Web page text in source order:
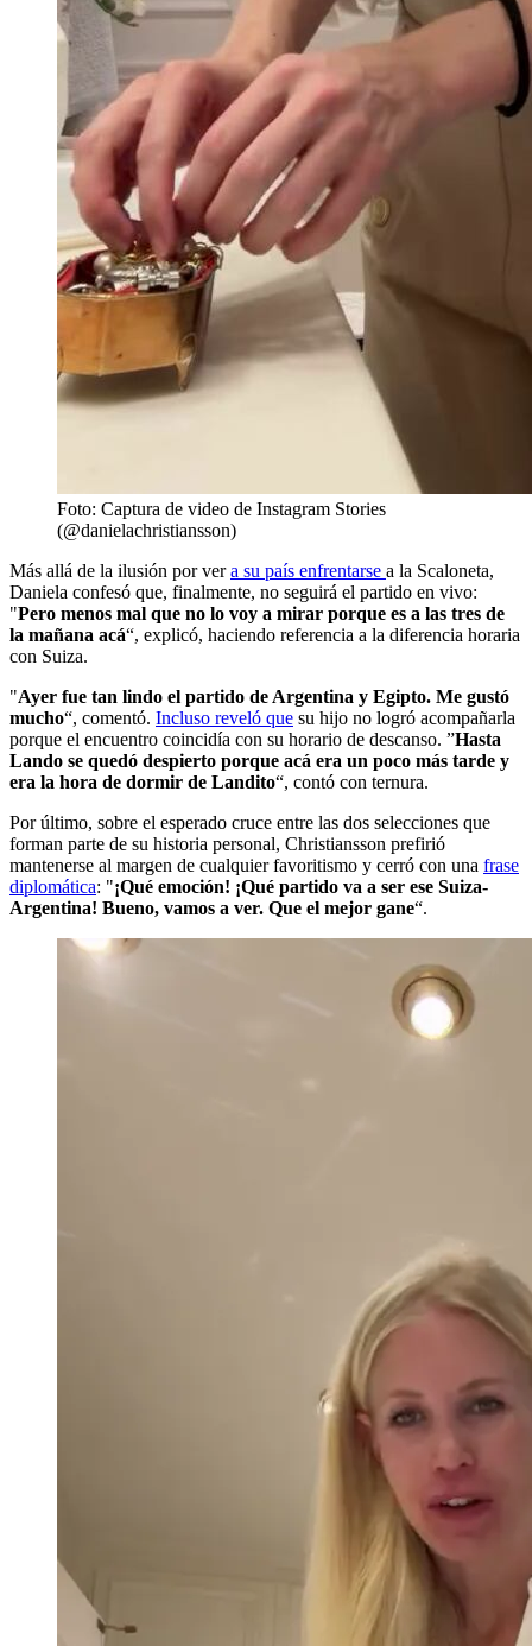
Foto: Captura de video de Instagram Stories
(@danielachristiansson)
Más allá de la ilusión por vera su país enfrentarse a la Scaloneta,
Daniela confesó que, finalmente, no seguirá el partido en vivo:
"Pero menos mal que no lo voy a mirar porque es a las tres de
la mañana acá“, explicó, haciendo referencia a la diferencia horaria
con Suiza.
"Ayer fue tan lindo el partido de Argentina y Egipto. Me gustó
mucho“, comentó. Incluso reveló que su hijo no logró acompañarla
porque el encuentro coincidía con su horario de descanso. ”Hasta
Lando se quedó despierto porque acá era un poco más tarde y
era la hora de dormir de Landito“, contó con ternura.
Por último, sobre el esperado cruce entre las dos selecciones que
forman parte de su historia personal, Christiansson prefirió
mantenerse al margen de cualquier favoritismo y cerró con una frase
diplomática: "¡Qué emoción! ¡Qué partido va a ser ese Suiza-
Argentina! Bueno, vamos a ver. Que el mejor gane“.